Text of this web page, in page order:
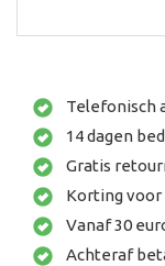
Telefonisch
14 dagen
Gratis
Korting
Vanaf 30
Achteraf